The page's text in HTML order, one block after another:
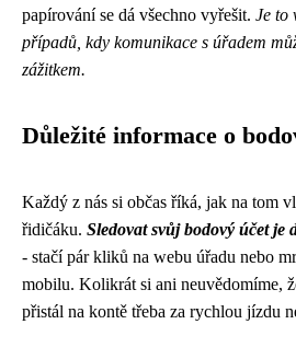
papírování se dá všechno vyřešit. Je to
případů, kdy komunikace s úřadem
zážitkem.
Důležité informace o
Každý z nás si občas říká, jak na tom
řidičáku. Sledovat svůj bodový účet je
- stačí pár kliků na webu úřadu nebo
mobilu. Kolikrát si ani neuvědomíme,
přistál na kontě třeba za rychlou jízdu